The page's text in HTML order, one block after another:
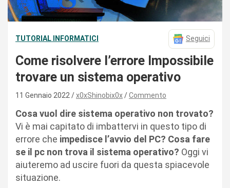
TUTORIAL INFORMATICI Seguici
Come risolvere l’errore Impossibile
trovare un sistema operativo
11 Gennaio 2022 x0xShinobix0x Commento
Cosa vuol dire sistema operativo non trovato?
Vi è mai capitato di imbattervi in questo tipo di
errore che impedisce l’avvio del PC? Cosa fare
se il pc non trova il sistema operativo? Oggi vi
aiuteremo ad uscire fuori da questa spiacevole
situazione.